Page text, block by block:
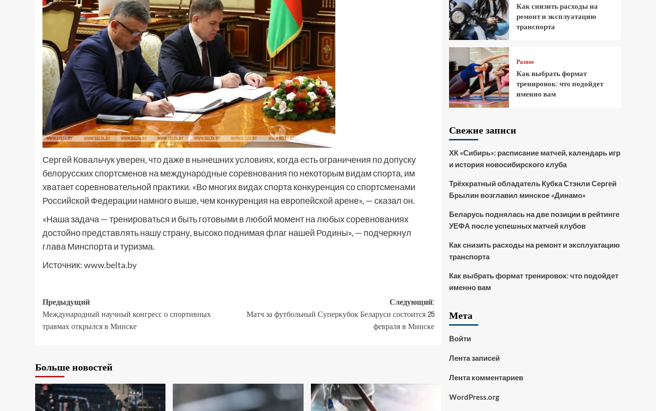
Сергей Ковальчук уверен, что даже в нынешних условиях, когда есть ограничения по допуску
белорусских спортсменов на международные соревнования по некоторым видам спорта, им
хватает соревновательной практики. «Во многих видах спорта конкуренция со спортсменами
Российской Федерации намного выше, чем конкуренция на европейской арене», — сказал он.
«Наша задача — тренироваться и быть готовыми в любой момент на любых соревнованиях
достойно представлять нашу страну, высоко поднимая флаг нашей Родины», — подчеркнул
глава Минспорта и туризма.
Источник:www.belta.by
Предыдущий
Международный научный конгресс о спортивных
травмах открылся в Минске
Следующий:
Матч за футбольный Суперкубок Беларуси состоится 25
февраля в Минске
Больше новостей
Как снизить расходы на
ремонт и эксплуатацию
транспорта
Разное
Как выбрать формат
тренировок: что подойдет
именно вам
Свежие записи
ХК «Сибирь»: расписание матчей, календарь игр
и история новосибирского клуба
Трёхкратный обладатель Кубка Стэнли Сергей
Брылин возглавил минское «Динамо»
Беларусь поднялась на две позиции в рейтинге
УЕФА после успешных матчей клубов
Как снизить расходы на ремонт и эксплуатацию
транспорта
Как выбрать формат тренировок: что подойдет
именно вам
Мета
Войти
Лента записей
Лента комментариев
WordPress.org